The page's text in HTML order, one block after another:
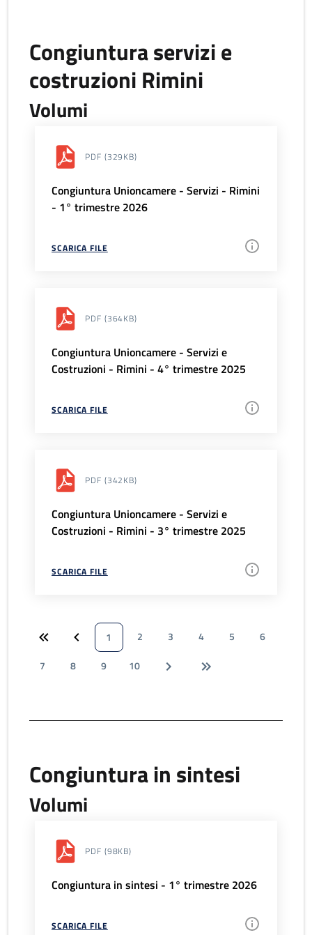
Congiuntura servizi e
costruzioni Rimini
Volumi
PDF (329KB)
Congiuntura Unioncamere - Servizi - Rimini
- 1° trimestre 2026
SCARICA FILE
PDF (364KB)
Congiuntura Unioncamere - Servizi e
Costruzioni - Rimini - 4° trimestre 2025
SCARICA FILE
PDF (342KB)
Congiuntura Unioncamere - Servizi e
Costruzioni - Rimini - 3° trimestre 2025
SCARICA FILE
1 2 3 4 5
6
7
8 9 10
Congiuntura in sintesi
Volumi
PDF (98KB)
Congiuntura in sintesi - 1° trimestre 2026
SCARICA FILE